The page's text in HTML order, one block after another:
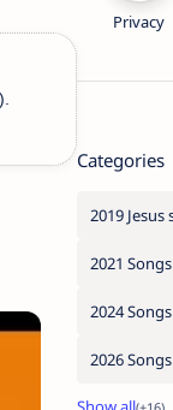
Privacy
Categories
2021 Songs
2024 Songs
2026 Songs